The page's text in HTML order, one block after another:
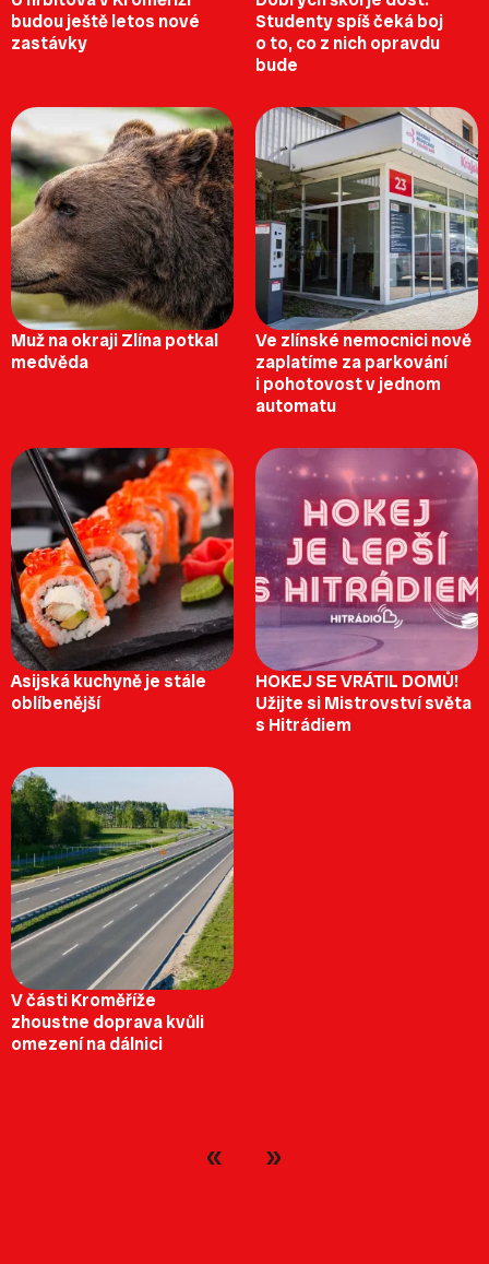
budou ještě letos nové
zastávky
Studenty spíš čeká boj
o to, co z nich opravdu
bude
Muž na okraji Zlína potkal
medvěda
Ve zlínské nemocnici nově
zaplatíme za parkování
i pohotovost v jednom
automatu
Asijská kuchyně je stále
oblíbenější
HOKEJ SE VRÁTIL DOMŮ!
Užijte si Mistrovství světa
s Hitrádiem
V části Kroměříže
zhoustne doprava kvůli
omezení na dálnici